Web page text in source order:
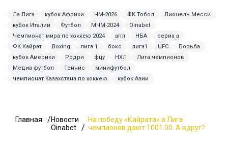
Ла Лига кубок Африки ЧМ-2026 ФК Тобол
Лионель Месси
кубок Италии
Футбол МЧМ-2024
Oinabet
Чемпионат мира по хоккею 2024
апл НБА
сериа а
ФК Кайрат
Boxing лига 1 бокс лига1 UFC
Борьба
кубок Америки
Родри фцу НХЛ
Лига чемпионов
Медиа футбол
Теннис
минифутбол
чемпионат Казахстана по хоккею
кубок Азии
Главная
Новости
Oinabet
На победу «Кайрата» в Лиге
чемпионов дают 1001.00. А вдруг?